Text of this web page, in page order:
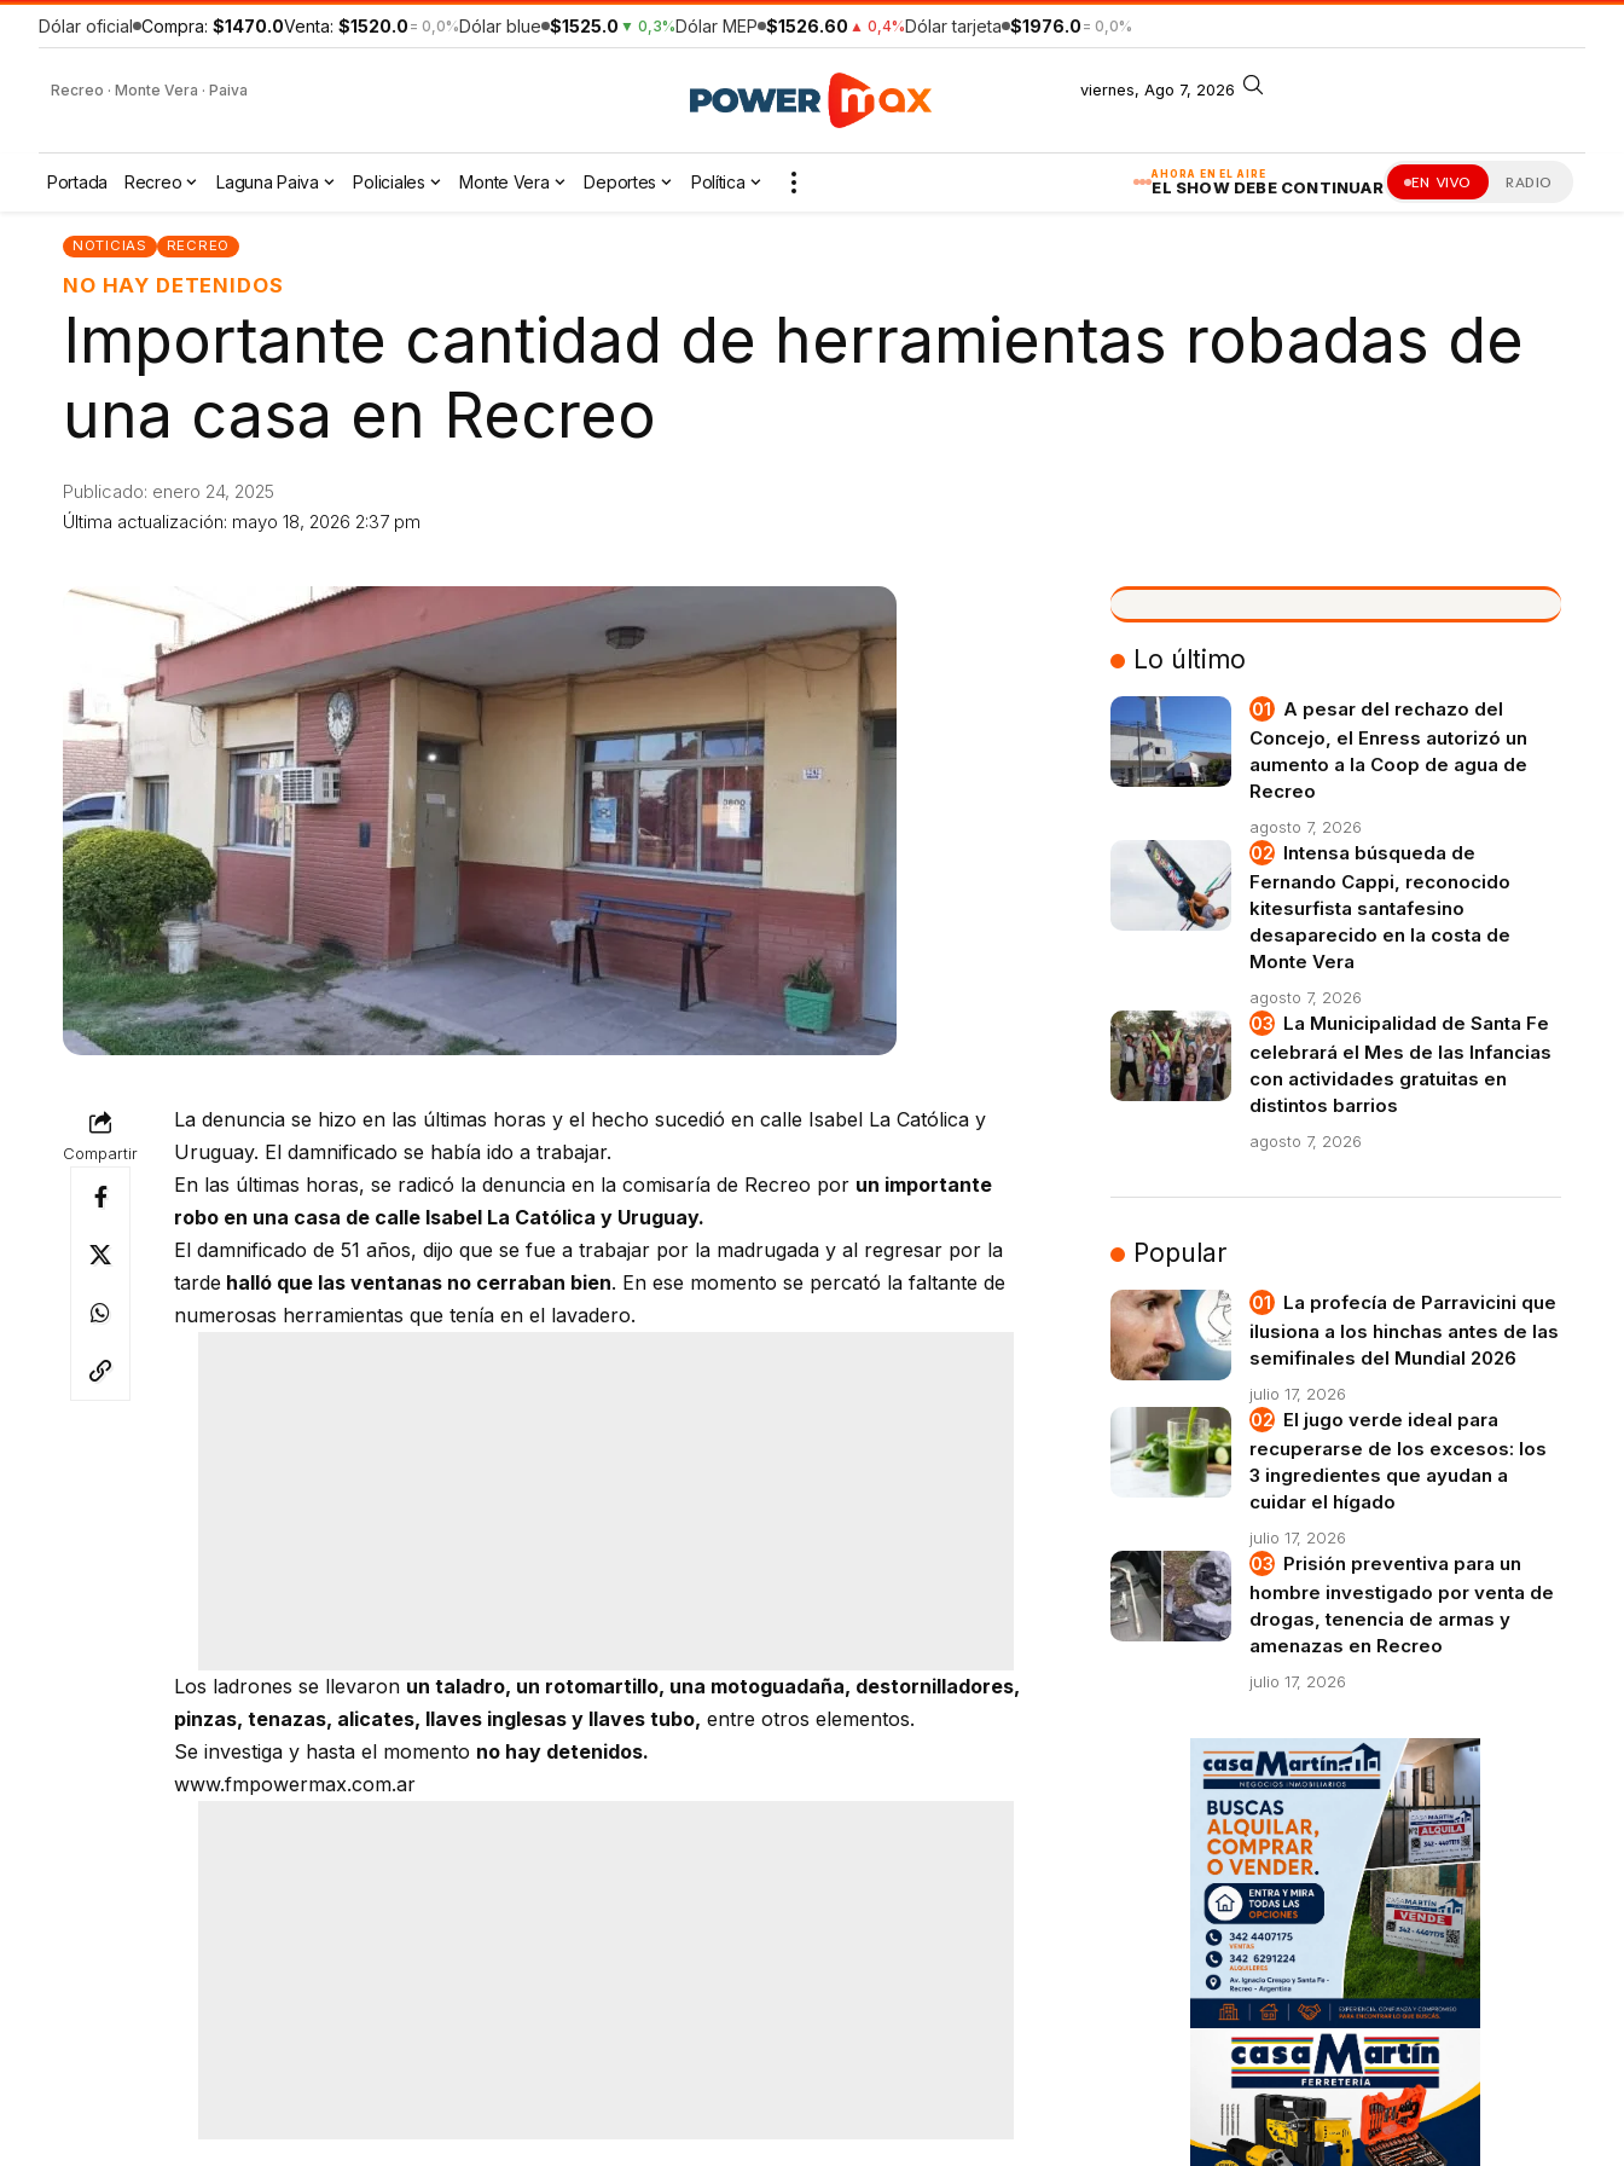
Dólar oficial Compra: $1470.0Venta: $1520.0 = 0,0%Dólar blue $1525.0 ▼ 0,3%Dólar MEP $1526.60 ▲ 0,4%Dólar tarjeta $1976.0 = 0,0%
Recreo · Monte Vera · Paiva viernes, Ago 7, 2026
AHORA EN EL AIRE
EL SHOW DEBE CONTINUAR EN VIVO RADIO
Portada Recreo Laguna Paiva Policiales Monte Vera Deportes Política
NOTICIAS RECREO
NO HAY DETENIDOS
Importante cantidad de herramientas robadas de
una casa en Recreo
Última actualización: mayo 18, 2026 2:37 pm
Publicado: enero 24, 2025
Compartir
La denuncia se hizo en las últimas horas y el hecho sucedió en calle Isabel La Católica y
Uruguay. El damnificado se había ido a trabajar.
En las últimas horas, se radicó la denuncia en la comisaría de Recreo por un importante
robo en una casa de calle Isabel La Católica y Uruguay.
El damnificado de 51 años, dijo que se fue a trabajar por la madrugada y al regresar por la
tarde halló que las ventanas no cerraban bien. En ese momento se percató la faltante de
numerosas herramientas que tenía en el lavadero.
Los ladrones se llevaron un taladro, un rotomartillo, una motoguadaña, destornilladores,
pinzas, tenazas, alicates, llaves inglesas y llaves tubo, entre otros elementos.
Se investiga y hasta el momento no hay detenidos.
www.fmpowermax.com.ar
VIVO
Lo último
A pesar del rechazo del
Concejo, el Enress autorizó un
aumento a la Coop de agua de
Recreo
agosto 7, 2026
Intensa búsqueda de
Fernando Cappi, reconocido
kitesurfista santafesino
desaparecido en la costa de
Monte Vera
agosto 7, 2026
La Municipalidad de Santa Fe
celebrará el Mes de las Infancias
con actividades gratuitas en
distintos barrios
agosto 7, 2026
Popular
La profecía de Parravicini que
ilusiona a los hinchas antes de las
semifinales del Mundial 2026
julio 17, 2026
El jugo verde ideal para
recuperarse de los excesos: los
3 ingredientes que ayudan a
cuidar el hígado
julio 17, 2026
Prisión preventiva para un
hombre investigado por venta de
drogas, tenencia de armas y
amenazas en Recreo
julio 17, 2026